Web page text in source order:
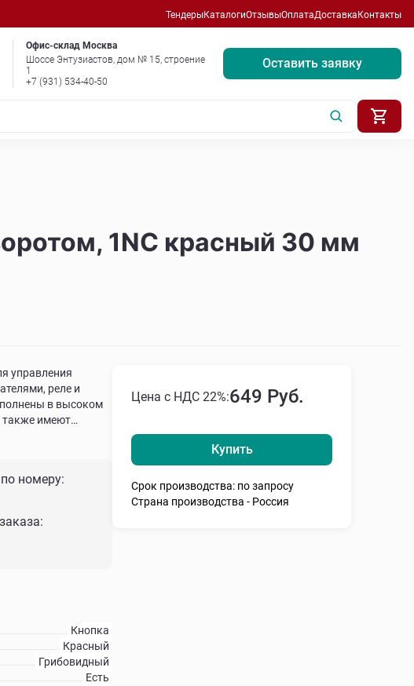
ТендерыКаталогиОтзывыОплатаДоставка Контакты
Офис-склад Москва
Шоссе Энтузиастов, дом № 15, строение
1
+7 (931) 534-40-50
Оставить заявку
1NC красный 30 мм
управления
реле и
в высоком
также имеют
номеру:
Кнопка
Красный
Грибовидный
Есть
Цена с НДС 22%:649 Руб.
Купить
Срок производства: по запросу
Страна производства - Россия